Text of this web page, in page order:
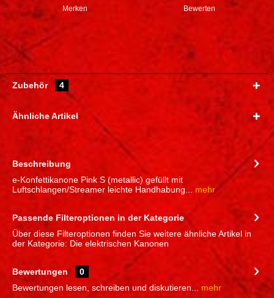
Merken Bewerten
Zubehör 4
Ähnliche Artikel
Beschreibung
e-Konfettikanone Pink S (metallic) gefüllt mit
Luftschlangen/Streamer leichte Handhabung...
mehr
Passende Filteroptionen in der Kategorie
Über diese Filteroptionen finden Sie weitere ähnliche Artikel in
der Kategorie: Die elektrischen Kanonen
Bewertungen
0
Bewertungen lesen, schreiben und diskutieren...
mehr